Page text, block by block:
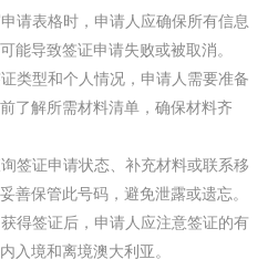
请表格时，申请人应确保所有信息
能导致签证申请失败或被取消。
类型和个人情况，申请人需要准备
了解所需材料清单，确保材料齐
签证申请状态、补充材料或联系移
善保管此号码，避免泄露或遗忘。
得签证后，申请人应注意签证的有
入境和离境澳大利亚。